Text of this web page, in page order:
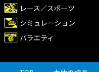
レース／スポーツ
シミュレーション
バラエティ